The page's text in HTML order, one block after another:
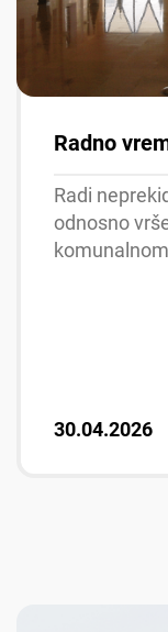
Radno
Radi
odnosno
30.04.2026